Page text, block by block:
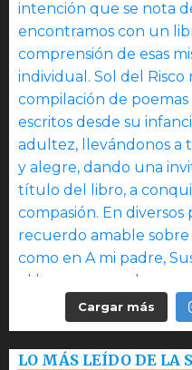
Cargar más
LO MÁS LEÍDO DE LA